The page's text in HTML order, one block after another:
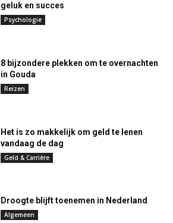
geluk en succes
Psychologie
8 bijzondere plekken om te overnachten
in Gouda
Reizen
Het is zo makkelijk om geld te lenen
vandaag de dag
Geld & Carrière
Droogte blijft toenemen in Nederland
Algemeen